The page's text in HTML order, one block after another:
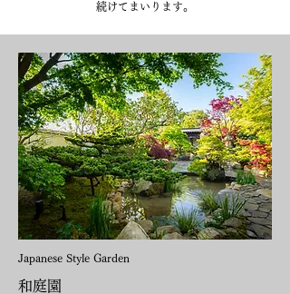
続けてまいります。
Japanese Style Garden
和庭園